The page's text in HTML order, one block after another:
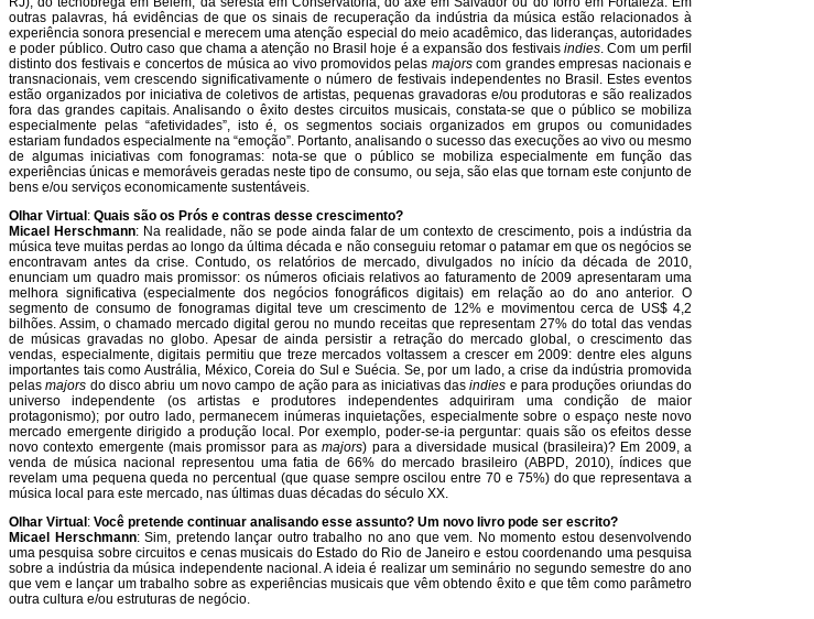
outras palavras, há evidências de que os sinais de recuperação da indústria da música estão relacionados à
experiência sonora presencial e merecem uma atenção especial do meio acadêmico, das lideranças, autoridades
e poder público. Outro caso que chama a atenção no Brasil hoje é a expansão dos festivaisindies . Com um perfil
distinto dos festivais e concertos de música ao vivo promovidos pelas majorscom grandes empresas nacionais e
transnacionais, vem crescendo significativamente o número de festivais independentes no Brasil. Estes eventos
estão organizados por iniciativa de coletivos de artistas, pequenas gravadoras e/ou produtoras e são realizados
fora das grandes capitais. Analisando o êxito destes circuitos musicais, constata-se que o público se mobiliza
especialmente pelas “afetividades”, isto é, os segmentos sociais organizados em grupos ou comunidades
estariam fundados especialmente na “emoção”. Portanto, analisando o sucesso das execuções ao vivo ou mesmo
de algumas iniciativas com fonogramas: nota-se que o público se mobiliza especialmente em função das
experiências únicas e memoráveis geradas neste tipo de consumo, ou seja, são elas que tornam este conjunto de
bens e/ou serviços economicamente sustentáveis.
Olhar Virtual: Quais são os Prós e contras desse crescimento?
Micael Herschmann: Na realidade, não se pode ainda falar de um contexto de crescimento, pois a indústria da
música teve muitas perdas ao longo da última década e não conseguiu retomar o patamar em que os negócios se
encontravam antes da crise. Contudo, os relatórios de mercado, divulgados no início da década de 2010,
enunciam um quadro mais promissor: os números oficiais relativos ao faturamento de 2009 apresentaram uma
melhora significativa (especialmente dos negócios fonográficos digitais) em relação ao do ano anterior. O
segmento de consumo de fonogramas digital teve um crescimento de 12% e movimentou cerca de US$ 4,2
bilhões. Assim, o chamado mercado digital gerou no mundo receitas que representam 27% do total das vendas
de músicas gravadas no globo. Apesar de ainda persistir a retração do mercado global, o crescimento das
vendas, especialmente, digitais permitiu que treze mercados voltassem a crescer em 2009: dentre eles alguns
importantes tais como Austrália, México, Coreia do Sul e Suécia. Se, por um lado, a crise da indústria promovida
pelasmajors do disco abriu um novo campo de ação para as iniciativas dasindies e para produções oriundas do
universo independente (os artistas e produtores independentes adquiriram uma condição de maior
protagonismo); por outro lado, permanecem inúmeras inquietações, especialmente sobre o espaço neste novo
mercado emergente dirigido a produção local. Por exemplo, poder-se-ia perguntar: quais são os efeitos desse
novo contexto emergente (mais promissor para asmajors) para a diversidade musical (brasileira)? Em 2009, a
venda de música nacional representou uma fatia de 66% do mercado brasileiro (ABPD, 2010), índices que
revelam uma pequena queda no percentual (que quase sempre oscilou entre 70 e 75%) do que representava a
música local para este mercado, nas últimas duas décadas do século XX.
Olhar Virtual: Você pretende continuar analisando esse assunto? Um novo livro pode ser escrito?
Micael Herschmann: Sim, pretendo lançar outro trabalho no ano que vem. No momento estou desenvolvendo
uma pesquisa sobre circuitos e cenas musicais do Estado do Rio de Janeiro e estou coordenando uma pesquisa
sobre a indústria da música independente nacional. A ideia é realizar um seminário no segundo semestre do ano
que vem e lançar um trabalho sobre as experiências musicais que vêm obtendo êxito e que têm como parâmetro
outra cultura e/ou estruturas de negócio.